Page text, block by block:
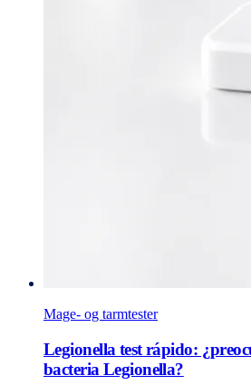
Mage- og tarmtester
Legionella test rápido:
bacteria Legionella?